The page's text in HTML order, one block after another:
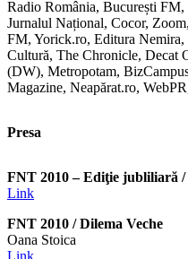
Radio România, București FM,
Jurnalul Național, Cocor,
FM, Yorick.ro, Editura
Cultură, The Chronicle, Decat
(DW), Metropotam,
Magazine, Neapărat.ro,
Presa
FNT 2010 – Ediţie jubliliară
Link
FNT 2010 / Dilema Veche
Oana Stoica
Link